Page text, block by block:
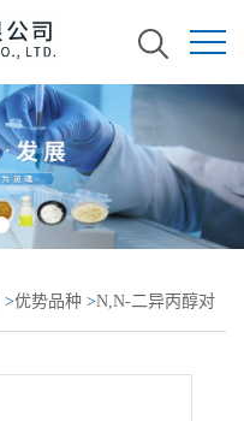
>优势品种 >N,N-二异丙醇对